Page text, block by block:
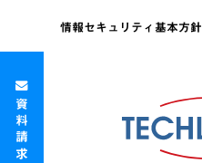
情報セキュリティ基本方針